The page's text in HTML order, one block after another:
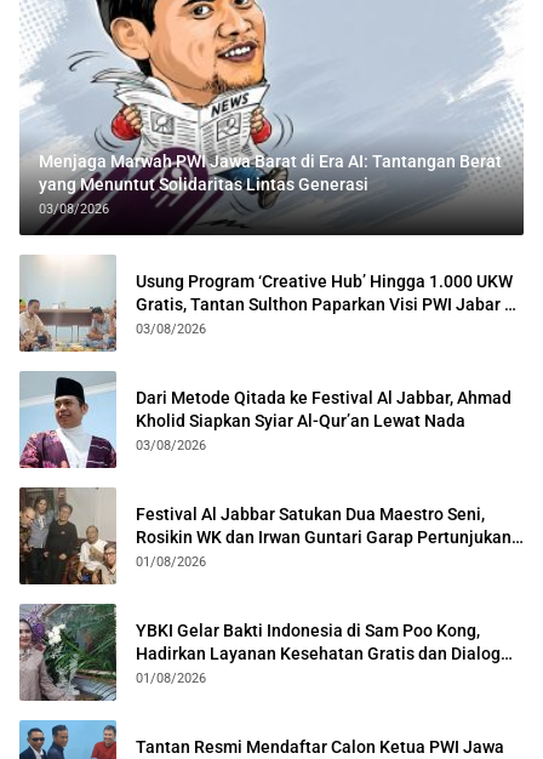
Menjaga Marwah PWI Jawa Barat di Era AI: Tantangan Berat
yang Menuntut Solidaritas Lintas Generasi
03/08/2026
Usung Program ‘Creative Hub’ Hingga 1.000 UKW
Gratis, Tantan Sulthon Paparkan Visi PWI Jabar di
Kota Bogor
03/08/2026
Dari Metode Qitada ke Festival Al Jabbar, Ahmad
Kholid Siapkan Syiar Al-Qur’an Lewat Nada
03/08/2026
Festival Al Jabbar Satukan Dua Maestro Seni,
Rosikin WK dan Irwan Guntari Garap Pertunjukan
Kolosal
01/08/2026
YBKI Gelar Bakti Indonesia di Sam Poo Kong,
Hadirkan Layanan Kesehatan Gratis dan Dialog
Kebangsaan
01/08/2026
Tantan Resmi Mendaftar Calon Ketua PWI Jawa